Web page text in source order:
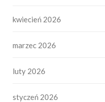
kwiecień 2026
marzec 2026
luty 2026
styczeń 2026